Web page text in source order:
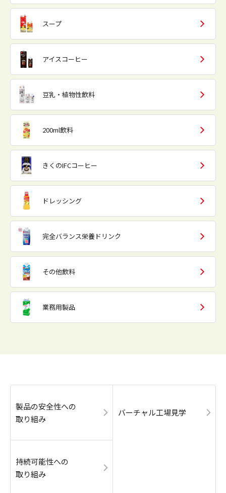
スープ
アイスコーヒー
豆乳・植物性飲料
200ml飲料
きくのIFCコーヒー
ドレッシング
完全バランス栄養ドリンク
その他飲料
業務用製品
製品の安全性への
取り組み
バーチャル工場見学
持続可能性への
取り組み